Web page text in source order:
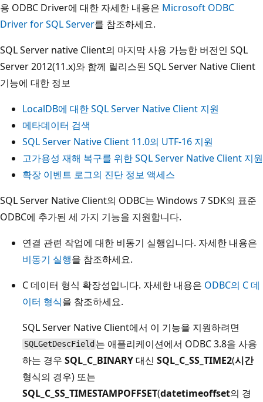
용 ODBC Driver에 대한 자세한 내용은 Microsoft ODBC
Driver for SQL Server를 참조하세요.
SQL Server native Client의 마지막 사용 가능한 버전인 SQL
Server 2012(11.x)와 함께 릴리스된 SQL Server Native Client
기능에 대한 정보
LocalDB에 대한 SQL Server Native Client 지원
메타데이터 검색
SQL Server Native Client 11.0의 UTF-16 지원
고가용성 재해 복구를 위한 SQL Server Native Client 지원
확장 이벤트 로그의 진단 정보 액세스
SQL Server Native Client의 ODBC는 Windows 7 SDK의 표준
ODBC에 추가된 세 가지 기능을 지원합니다.
연결 관련 작업에 대한 비동기 실행입니다. 자세한 내용은
비동기 실행을 참조하세요.
C 데이터 형식 확장성입니다. 자세한 내용은 ODBC의 C 데
이터 형식을 참조하세요.
SQL Server Native Client에서 이 기능을 지원하려면
SQLGetDescField 는 애플리케이션에서 ODBC 3.8을 사용
하는 경우 SQL_C_BINARY대신 SQL_C_SS_TIME2(시간
형식의 경우) 또는
SQL_C_SS_TIMESTAMPOFFSET(datetimeoffset의 경